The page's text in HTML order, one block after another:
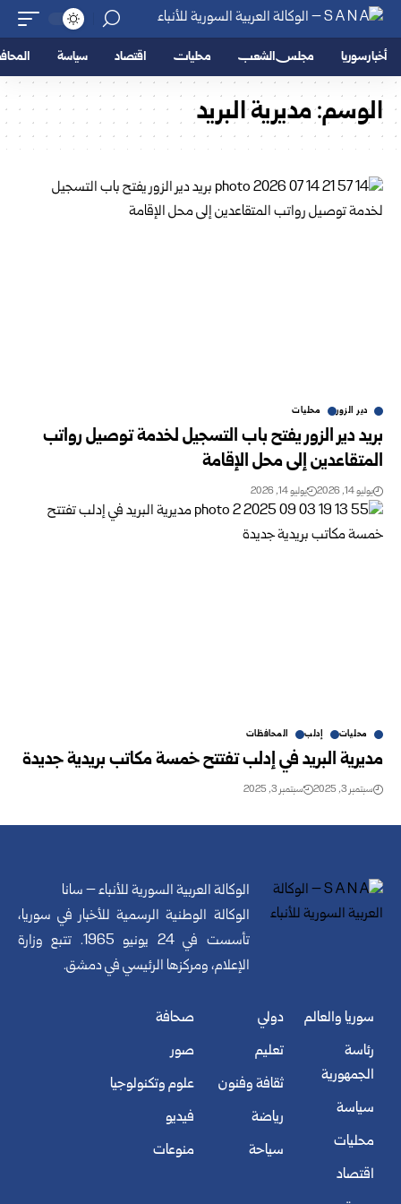
أخبار سوريا مجلس الشعب محليات اقتصاد سياسة
الوسم:مديرية البريد
دير الزور محليات
بريد دير الزور يفتح باب التسجيل لخدمة توصيل رواتب
المتقاعدين إلى محل الإقامة
يوليو 14, 2026 يوليو 14, 2026
محليات إدلب المحافظات
مديرية البريد في إدلب تفتتح خمسة مكاتب بريدية جديدة
سبتمبر 3, 2025 سبتمبر 3, 2025
الوكالة العربية السورية للأنباء – سانا
الوكالة الوطنية الرسمية للأخبار في سوريا،
تأسست في 24 يونيو 1965. تتبع وزارة
الإعلام، ومركزها الرئيسي في دمشق.
سوريا والعالم
رئاسة
الجمهورية
سياسة
محليات
اقتصاد
دولي
تعليم
ثقافة وفنون
رياضة
سياحة
صحافة
صور
علوم وتكنولوجيا
فيديو
منوعات